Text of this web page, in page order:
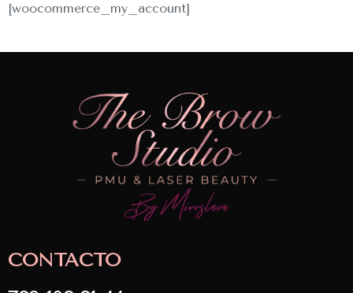
INICIO
SOBRE NOSOTROS
SERVICIOS
CONTACTO
[woocommerce_my_account]
CONTACTO